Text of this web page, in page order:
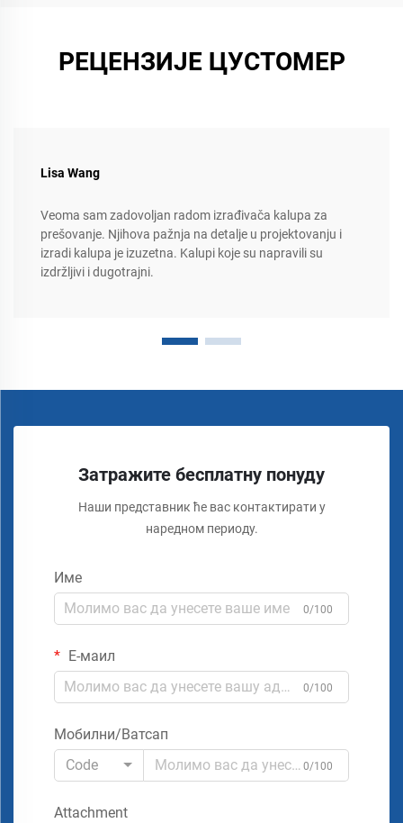
РЕЦЕНЗИЈЕ ЦУСТОМЕР
Lisa Wang
Veoma sam zadovoljan radom izrađivača kalupa za
prešovanje. Njihova pažnja na detalje u projektovanju i
izradi kalupa je izuzetna. Kalupi koje su napravili su
izdržljivi i dugotrajni.
Затражите бесплатну понуду
Наши представник ће вас контактирати у
наредном периоду.
Име
0/100
Е-маил
0/100
Мобилни/Ватсап
Code
0/100
Attachment